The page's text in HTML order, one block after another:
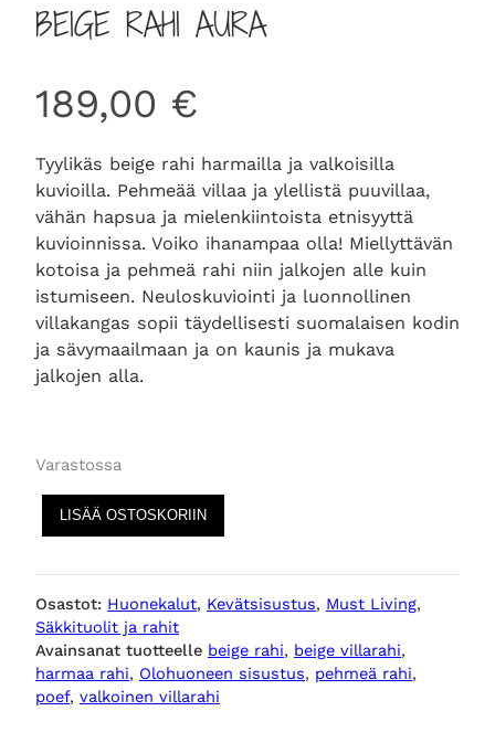
BEIGE RAHI AURA
189,00 €
Tyylikäs beige rahi harmailla ja valkoisilla
kuvioilla. Pehmeää villaa ja ylellistä puuvillaa,
vähän hapsua ja mielenkiintoista etnisyyttä
kuvioinnissa. Voiko ihanampaa olla! Miellyttävän
kotoisa ja pehmeä rahi niin jalkojen alle kuin
istumiseen. Neuloskuviointi ja luonnollinen
villakangas sopii täydellisesti suomalaisen kodin
ja sävymaailmaan ja on kaunis ja mukava
jalkojen alla.
Varastossa
e
r
a
h
LISÄÄ OSTOSKORIIN
Osastot: Huonekalut, Kevätsisustus, Must Living
Säkkituolit ja rahit
Avainsanat tuotteelle beige rahi, beige villarahi
harmaa rahi, Olohuoneen sisustus, pehmeä rahi
poef, valkoinen villarahi